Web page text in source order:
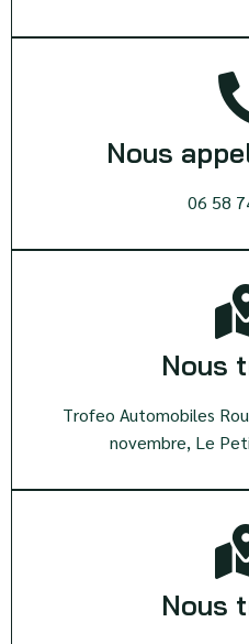
Nous
06 58
Nous
Trofeo Automobiles
novembre, Le
Nous